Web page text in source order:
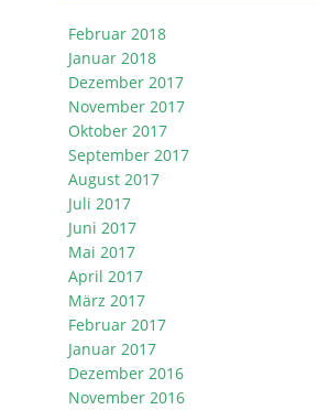
Februar 2018
Januar 2018
Dezember 2017
November 2017
Oktober 2017
September 2017
August 2017
Juli 2017
Juni 2017
Mai 2017
April 2017
März 2017
Februar 2017
Januar 2017
Dezember 2016
November 2016